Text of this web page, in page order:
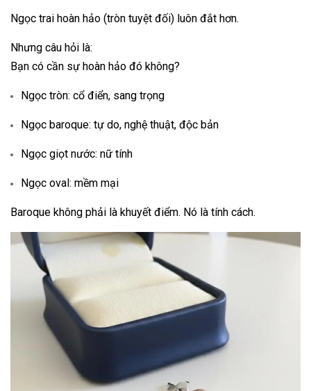
Ngọc trai hoàn hảo (tròn tuyệt đối) luôn đắt hơn.
Nhưng câu hỏi là:
Bạn có cần sự hoàn hảo đó không?
Ngọc tròn: cổ điển, sang trọng
Ngọc baroque: tự do, nghệ thuật, độc bản
Ngọc giọt nước: nữ tính
Ngọc oval: mềm mại
Baroque không phải là khuyết điểm. Nó là tính cách.